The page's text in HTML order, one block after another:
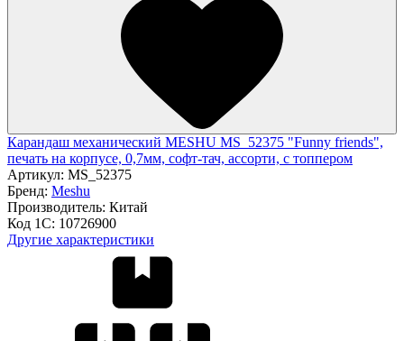
Карандаш механический MESHU MS_52375 "Funny friends",
печать на корпусе, 0,7мм, софт-тач, ассорти, с топпером
Артикул: MS_52375
Бренд: Meshu
Производитель: Китай
Код 1С: 10726900
Другие характеристики